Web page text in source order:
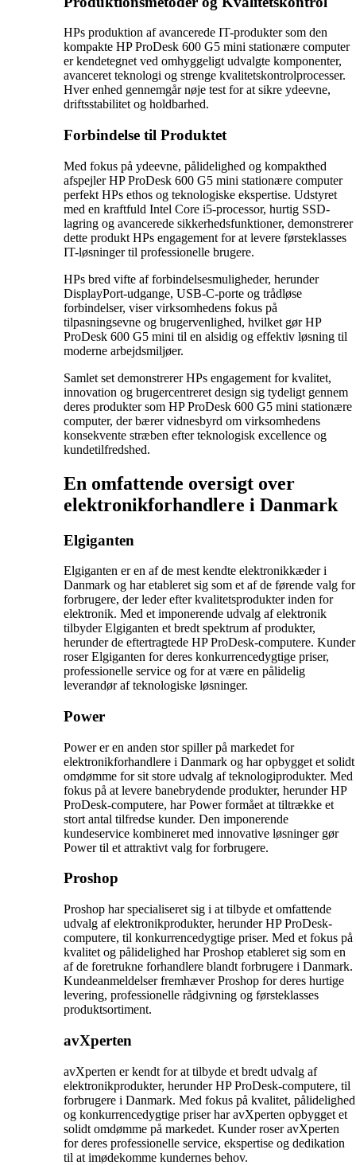
HPs produktion af avancerede IT-produkter som den
kompakte HP ProDesk 600 G5 mini stationære computer
er kendetegnet ved omhyggeligt udvalgte komponenter,
avanceret teknologi og strenge kvalitetskontrolprocesser.
Hver enhed gennemgår nøje test for at sikre ydeevne,
driftsstabilitet og holdbarhed.
Forbindelse til Produktet
Med fokus på ydeevne, pålidelighed og kompakthed
afspejler HP ProDesk 600 G5 mini stationære computer
perfekt HPs ethos og teknologiske ekspertise. Udstyret
med en kraftfuld Intel Core i5-processor, hurtig SSD-
lagring og avancerede sikkerhedsfunktioner, demonstrerer
dette produkt HPs engagement for at levere førsteklasses
IT-løsninger til professionelle brugere.
HPs bred vifte af forbindelsesmuligheder, herunder
DisplayPort-udgange, USB-C-porte og trådløse
forbindelser, viser virksomhedens fokus på
tilpasningsevne og brugervenlighed, hvilket gør HP
ProDesk 600 G5 mini til en alsidig og effektiv løsning til
moderne arbejdsmiljøer.
Samlet set demonstrerer HPs engagement for kvalitet,
innovation og brugercentreret design sig tydeligt gennem
deres produkter som HP ProDesk 600 G5 mini stationære
computer, der bærer vidnesbyrd om virksomhedens
konsekvente stræben efter teknologisk excellence og
kundetilfredshed.
En omfattende oversigt over
elektronikforhandlere i Danmark
Elgiganten
Elgiganten er en af de mest kendte elektronikkæder i
Danmark og har etableret sig som et af de førende valg for
forbrugere, der leder efter kvalitetsprodukter inden for
elektronik. Med et imponerende udvalg af elektronik
tilbyder Elgiganten et bredt spektrum af produkter,
herunder de eftertragtede HP ProDesk-computere. Kunder
roser Elgiganten for deres konkurrencedygtige priser,
professionelle service og for at være en pålidelig
leverandør af teknologiske løsninger.
Power
Power er en anden stor spiller på markedet for
elektronikforhandlere i Danmark og har opbygget et solidt
omdømme for sit store udvalg af teknologiprodukter. Med
fokus på at levere banebrydende produkter, herunder HP
ProDesk-computere, har Power formået at tiltrække et
stort antal tilfredse kunder. Den imponerende
kundeservice kombineret med innovative løsninger gør
Power til et attraktivt valg for forbrugere.
Proshop
Proshop har specialiseret sig i at tilbyde et omfattende
udvalg af elektronikprodukter, herunder HP ProDesk-
computere, til konkurrencedygtige priser. Med et fokus på
kvalitet og pålidelighed har Proshop etableret sig som en
af de foretrukne forhandlere blandt forbrugere i Danmark.
Kundeanmeldelser fremhæver Proshop for deres hurtige
levering, professionelle rådgivning og førsteklasses
produktsortiment.
avXperten
avXperten er kendt for at tilbyde et bredt udvalg af
elektronikprodukter, herunder HP ProDesk-computere, til
forbrugere i Danmark. Med fokus på kvalitet, pålidelighed
og konkurrencedygtige priser har avXperten opbygget et
solidt omdømme på markedet. Kunder roser avXperten
for deres professionelle service, ekspertise og dedikation
til at imødekomme kundernes behov.